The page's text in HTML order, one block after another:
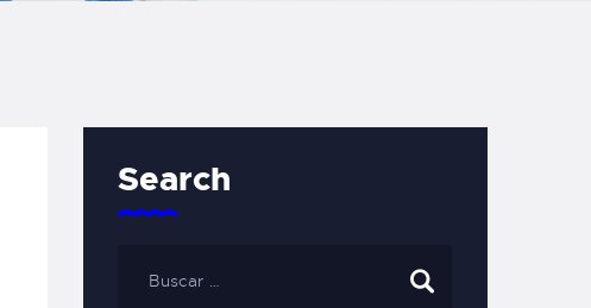
Search